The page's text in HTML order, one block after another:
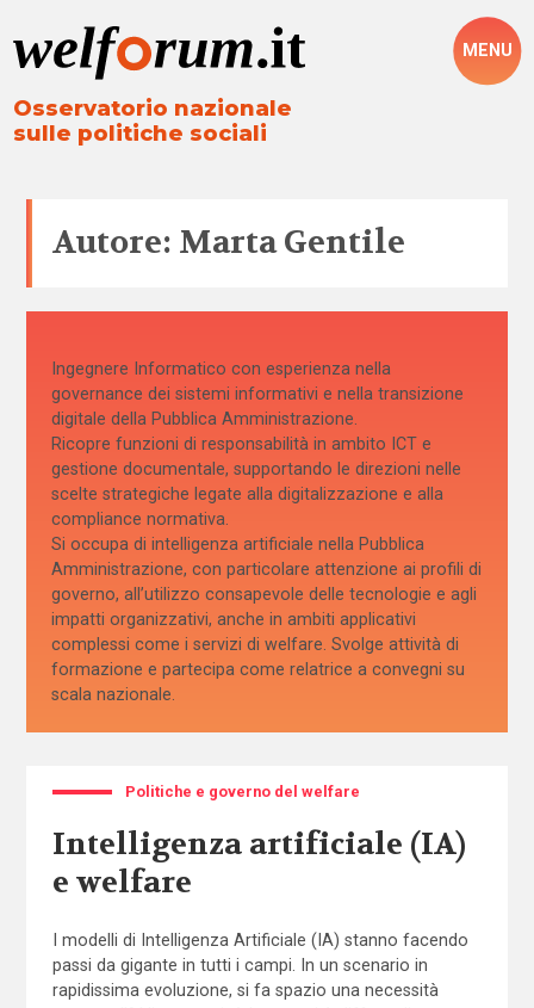
Osservatorio nazionale
sulle politiche sociali
MENU
Autore: Marta Gentile
Ingegnere Informatico con esperienza nella
governance dei sistemi informativi e nella transizione
digitale della Pubblica Amministrazione.
Ricopre funzioni di responsabilità in ambito ICT e
gestione documentale, supportando le direzioni nelle
scelte strategiche legate alla digitalizzazione e alla
compliance normativa.
Si occupa di intelligenza artificiale nella Pubblica
Amministrazione, con particolare attenzione ai profili di
governo, all’utilizzo consapevole delle tecnologie e agli
impatti organizzativi, anche in ambiti applicativi
complessi come i servizi di welfare. Svolge attività di
formazione e partecipa come relatrice a convegni su
scala nazionale.
Politiche e governo del welfare
Intelligenza artificiale (IA)
e welfare
I modelli di Intelligenza Artificiale (IA) stanno facendo
passi da gigante in tutti i campi. In un scenario in
rapidissima evoluzione, si fa spazio una necessità